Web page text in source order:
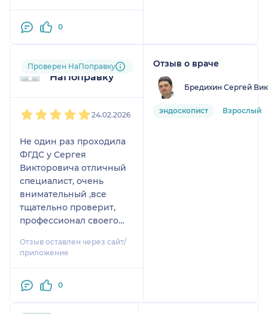
0
Пользователь
НаПоправку
Проверен НаПоправку
24.02.2026
Не один раз проходила
ФГДС у Сергея
Викторовича отличный
специалист, очень
внимательный ,все
тщательно проверит,
профессионал своего
.Отзыв оставлен через сайт/
приложение
0
Отзыв о враче
Бредихин Сергей
эндоскопист Взрослый